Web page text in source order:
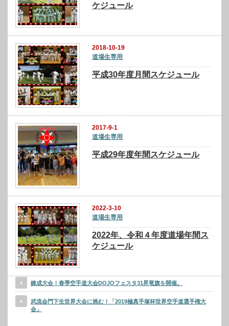
ケジュール
2018-10-19
道場生専用
平成30年度月間スケジュール
2017-9-1
道場生専用
平成29年度年間スケジュール
2022-3-10
道場生専用
2022年、令和４年度道場年間ス
ケジュール
錬成大会！春季空手道大会DOJOフェスタ31昇竜旗を開催。
武流会門下生世界大会に挑む！「2019極真手塚杯世界空手道選手権大
会」